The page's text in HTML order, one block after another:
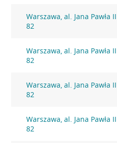
Warszawa, al. Jana Pawła II
82
Warszawa, al. Jana Pawła II
82
Warszawa, al. Jana Pawła II
82
Warszawa, al. Jana Pawła II
82